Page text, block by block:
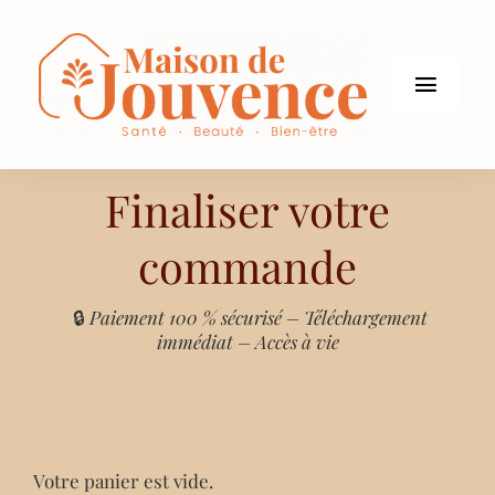
contenu
Toggle
ACCOMPAGNEMENTS
CONTACT
Finaliser votre
commande
🔒Paiement 100 % sécurisé – Téléchargement
immédiat – Accès à vie
Votre panier est vide.